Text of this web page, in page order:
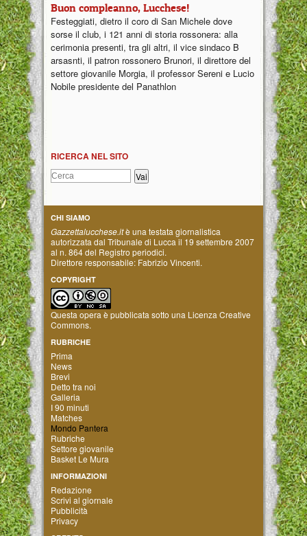
Buon compleanno, Lucchese!
Festeggiati, dietro il coro di San Michele dove
sorse il club, i 121 anni di storia rossonera: alla
cerimonia presenti, tra gli altri, il vice sindaco B
arsasnti, il patron rossonero Brunori, il direttore del
settore giovanile Morgia, il professor Sereni e Lucio
Nobile presidente del Panathlon
RICERCA NEL SITO
CHI SIAMO
Gazzettalucchese.itè una testata giornalistica
autorizzata dal Tribunale di Lucca il 19 settembre 2007
al n. 864 del Registro periodici.
Direttore responsabile: Fabrizio Vincenti.
COPYRIGHT
Questa opera è pubblicata sotto una Licenza Creative
Commons.
RUBRICHE
Prima
News
Brevi
Detto tra noi
Galleria
I 90 minuti
Matches
Mondo Pantera
Rubriche
Settore giovanile
Basket Le Mura
INFORMAZIONI
Redazione
Scrivi al giornale
Pubblicità
Privacy